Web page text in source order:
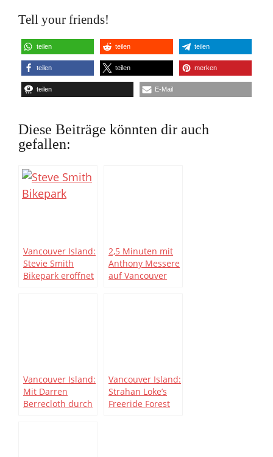
Tell your friends!
teilen teilen teilen
teilen teilen merken
teilen E-Mail
Diese Beiträge könnten dir auch
gefallen:
Vancouver Island:
Stevie Smith
Bikepark eröffnet
2,5 Minuten mit
Anthony Messere
auf Vancouver
Vancouver Island:
Mit Darren
Berrecloth durch
Vancouver Island:
Strahan Loke’s
Freeride Forest